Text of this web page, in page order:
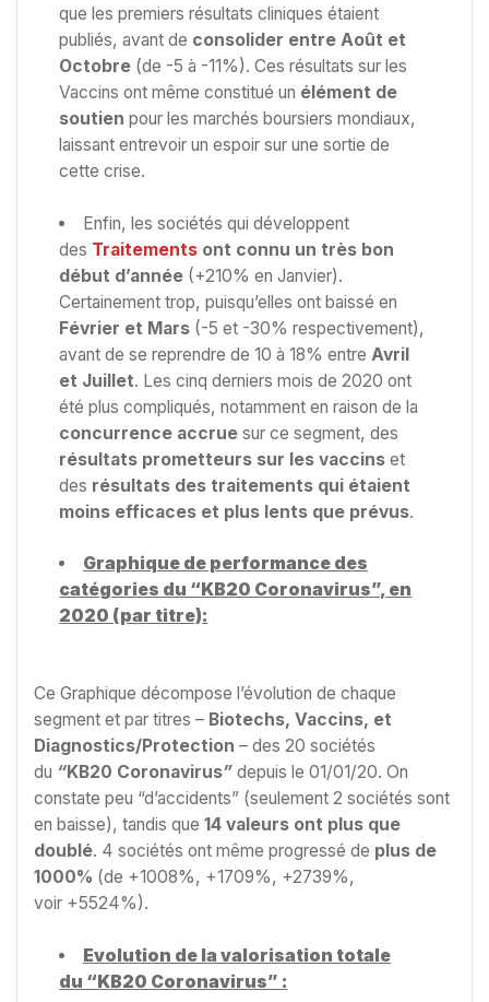
que les premiers résultats cliniques étaient
publiés, avant de consolider entre Août et
Octobre (de -5 à -11%). Ces résultats sur les
Vaccins ont même constitué un élément de
soutienpour les marchés boursiers mondiaux,
laissant entrevoir un espoir sur une sortie de
cette crise.
Enfin, les sociétés qui développent
des Traitements ont connu un très bon
début d’année (+210% en Janvier).
Certainement trop, puisqu’elles ont baissé en
Février et Mars (-5 et -30% respectivement),
avant de se reprendre de 10 à 18% entre Avril
et Juillet. Les cinq derniers mois de 2020 ont
été plus compliqués, notamment en raison de la
concurrence accrue sur ce segment, des
résultats prometteurs sur les vaccins et
des résultats des traitements qui étaient
moins efficaces et plus lents que prévus.
Graphique de performance des
catégories du “KB20 Coronavirus”, en
2020 (par titre):
Ce Graphique décompose l’évolution de chaque
segment et par titres – Biotechs, Vaccins, et
Diagnostics/Protection – des 20 sociétés
du “KB20 Coronavirus” depuis le 01/01/20. On
constate peu “d’accidents” (seulement 2 sociétés sont
en baisse), tandis que 14 valeurs ont plus que
doublé. 4 sociétés ont même progressé de plus de
1000% (de +1008%, +1709%, +2739%,
voir +5524%).
Evolution de la valorisation totale
du “KB20 Coronavirus” :